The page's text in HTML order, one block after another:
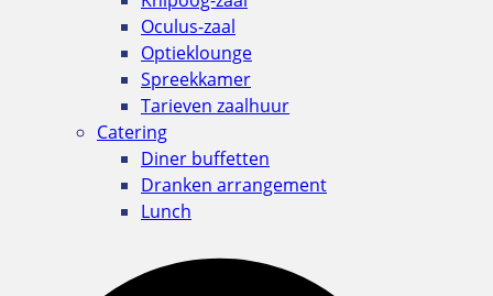
Oculus-zaal
Optieklounge
Spreekkamer
Tarieven zaalhuur
Catering
Diner buffetten
Dranken arrangement
Lunch